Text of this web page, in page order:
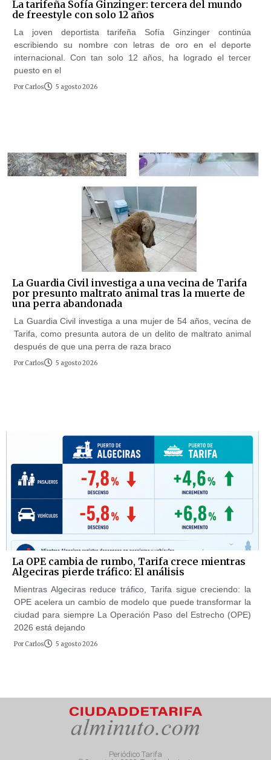
La tarifeña Sofía Ginzinger: tercera del mundo
de freestyle con solo 12 años
La joven deportista tarifeña Sofía Ginzinger continúa
escribiendo su nombre con letras de oro en el deporte
internacional. Con tan solo 12 años, ha logrado el tercer
puesto en el
Por Carlos 5 agosto 2026
La Guardia Civil investiga a una vecina de Tarifa
por presunto maltrato animal tras la muerte de
una perra abandonada
La Guardia Civil investiga a una mujer de 54 años, vecina de
Tarifa, como presunta autora de un delito de maltrato animal
después de que una perra de raza braco
Por Carlos 5 agosto 2026
La OPE cambia de rumbo, Tarifa crece mientras
Algeciras pierde tráfico: El análisis
Mientras Algeciras reduce tráfico, Tarifa sigue creciendo: la
OPE acelera un cambio de modelo que puede transformar la
ciudad para siempre La Operación Paso del Estrecho (OPE)
2026 está dejando
Por Carlos 5 agosto 2026
Periódico Tarifa